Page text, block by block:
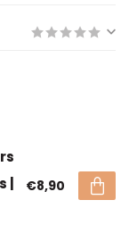
€8,90